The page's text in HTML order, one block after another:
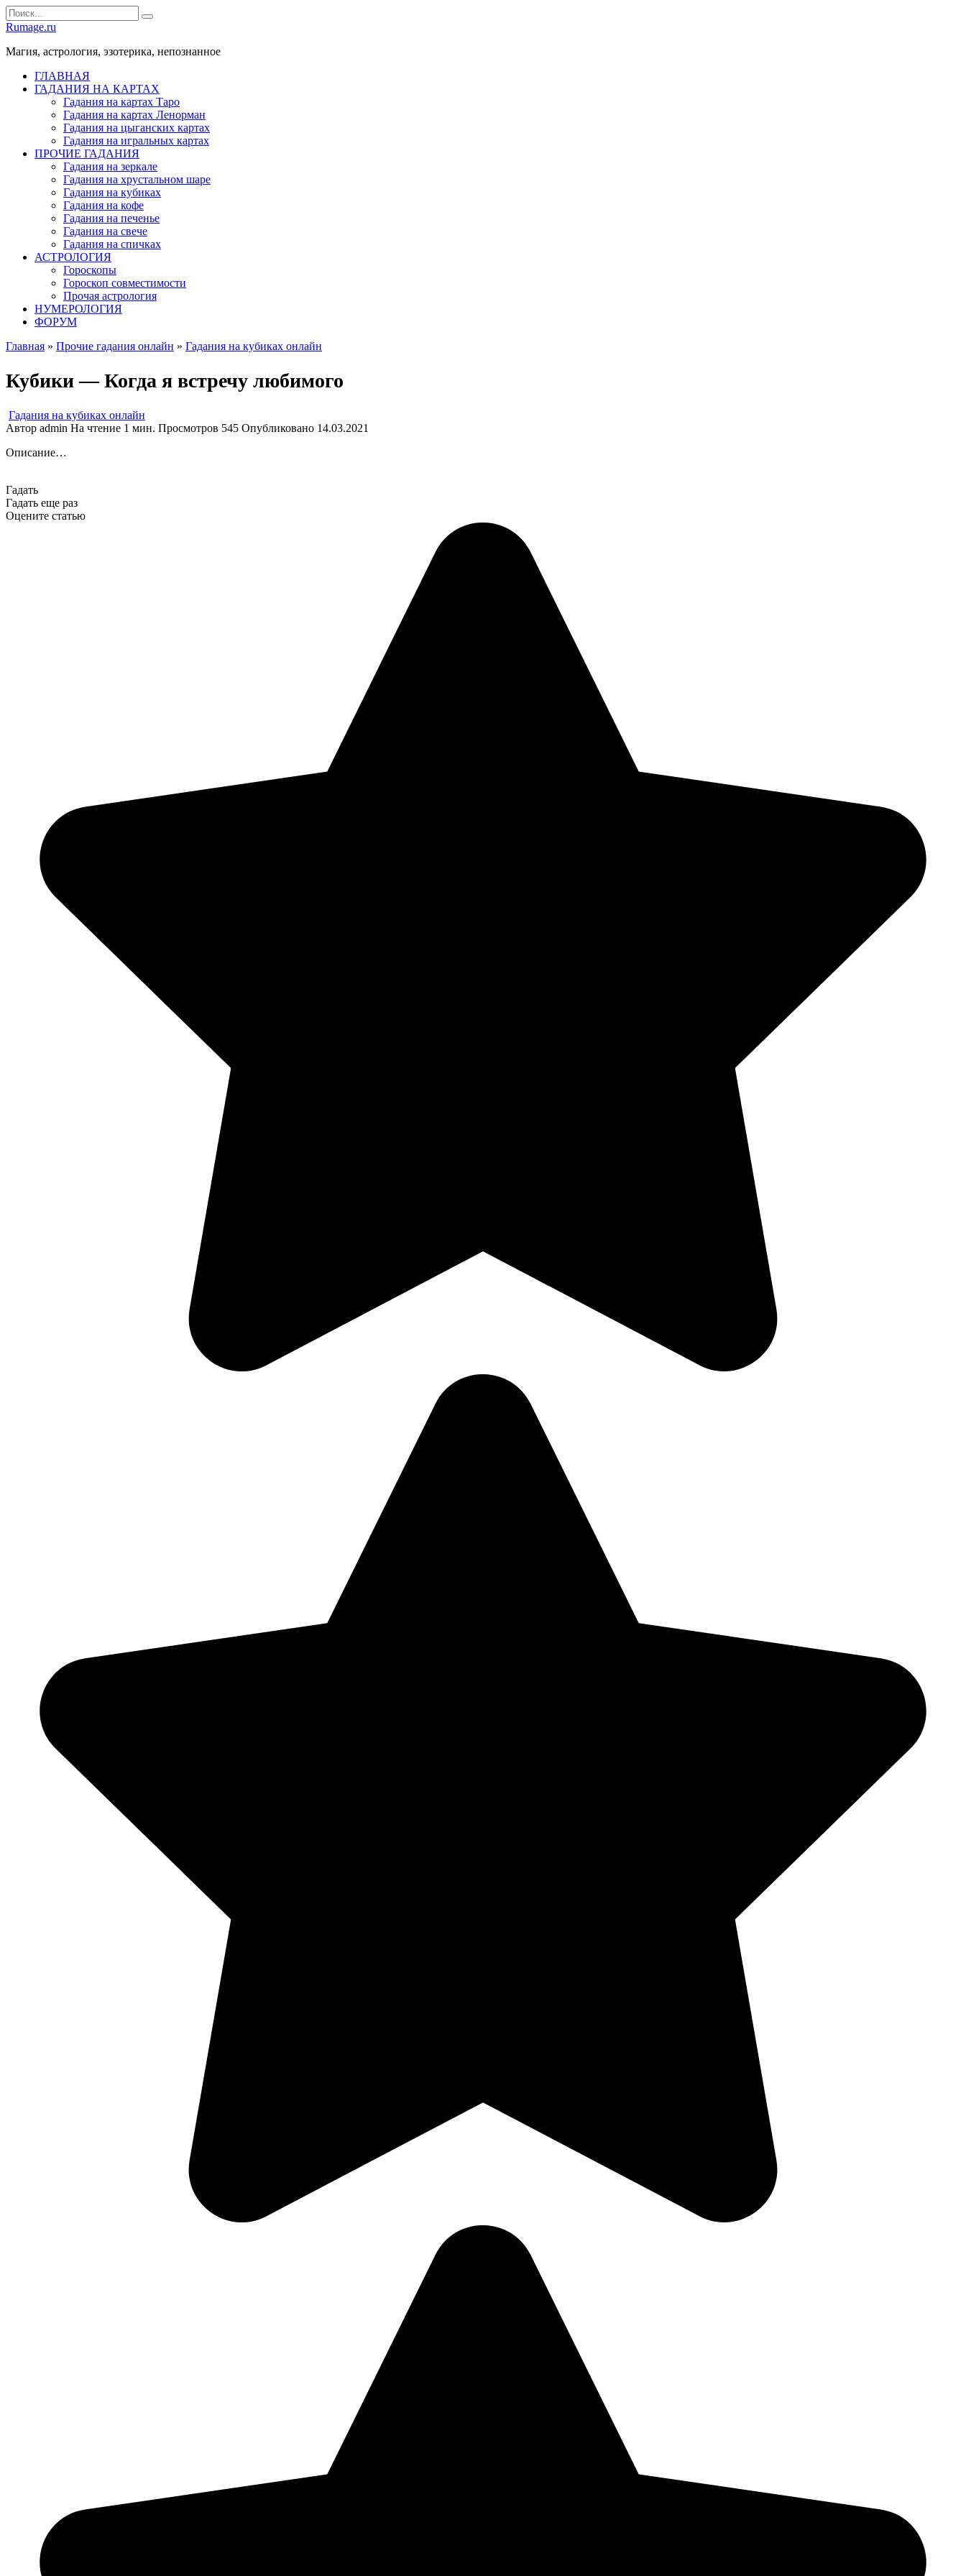
Перейти
к
содержанию
Search
for:
Rumage.ru
Магия, астрология, эзотерика, непознанное
ГЛАВНАЯ
ГАДАНИЯ НА КАРТАХ
Гадания на картах Таро
Гадания на картах Ленорман
Гадания на цыганских картах
Гадания на игральных картах
ПРОЧИЕ ГАДАНИЯ
Гадания на зеркале
Гадания на хрустальном шаре
Гадания на кубиках
Гадания на кофе
Гадания на печенье
Гадания на свече
Гадания на спичках
АСТРОЛОГИЯ
Гороскопы
Гороскоп cовместимости
Прочая астрология
НУМЕРОЛОГИЯ
ФОРУМ
Главная » Прочие гадания онлайн » Гадания на кубиках онлайн
Кубики — Когда я встречу любимого
Гадания на кубиках онлайн
Автор admin На чтение 1 мин. Просмотров 545 Опубликовано 14.03.2021
Описание…
Гадать
Гадать еще раз
Оцените статью